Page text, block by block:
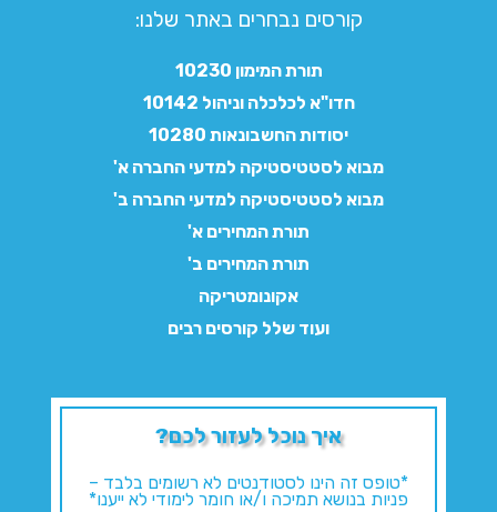
קורסים נבחרים באתר שלנו:​
תורת המימון 10230
חדו"א לכלכלה וניהול 10142
יסודות החשבונאות 10280
מבוא לסטטיסטיקה למדעי החברה א'
מבוא לסטטיסטיקה למדעי החברה ב'
תורת המחירים א'
תורת המחירים ב'
אקונומטריקה
ועוד שלל קורסים רבים
איך נוכל לעזור לכם?
*טופס זה הינו לסטודנטים לא רשומים בלבד –
פניות בנושא תמיכה ו/או חומר לימודי לא ייענו*